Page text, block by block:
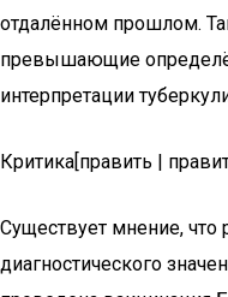
отдалённом прошлом.
превышающие
интерпретации
Критика[править |
Существует мнение, что
диагностического